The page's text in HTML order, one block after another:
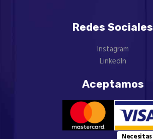
Redes Sociales
Instagram
LinkedIn
Aceptamos